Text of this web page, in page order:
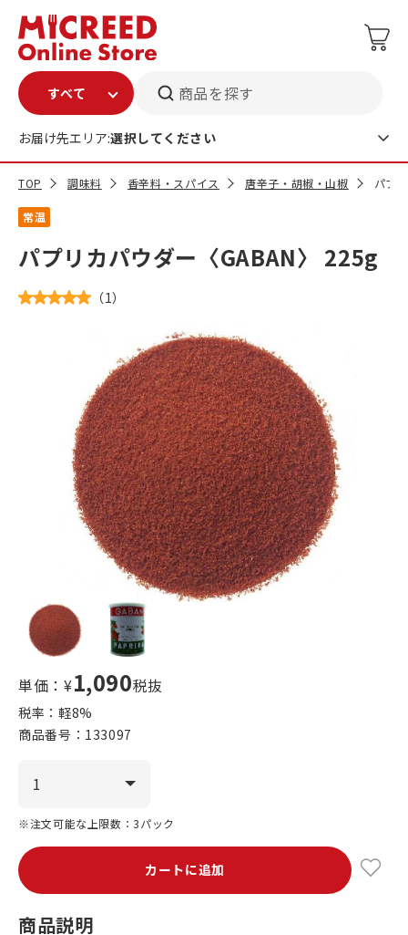
商品を探す
お届け先エリア:選択してください
TOP 調味料 香辛料・スパイス 唐辛子・胡椒・山椒 パプ
常温
パプリカパウダー〈GABAN〉 225g
（1）
単価：¥1,090税抜
税率：軽8%
商品番号： 133097
※注文可能な上限数：3パック
カートに追加
商品説明